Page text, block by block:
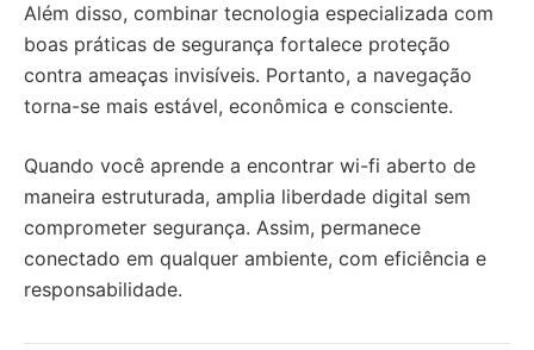
Além disso, combinar tecnologia especializada com
boas práticas de segurança fortalece proteção
contra ameaças invisíveis. Portanto, a navegação
torna-se mais estável, econômica e consciente.
Quando você aprende a encontrar wi-fi aberto de
maneira estruturada, amplia liberdade digital sem
comprometer segurança. Assim, permanece
conectado em qualquer ambiente, com eficiência e
responsabilidade.